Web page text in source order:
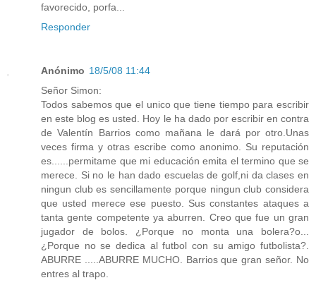
favorecido, porfa...
Responder
Anónimo 18/5/08 11:44
Señor Simon:
Todos sabemos que el unico que tiene tiempo para escribir
en este blog es usted. Hoy le ha dado por escribir en contra
de Valentín Barrios como mañana le dará por otro.Unas
veces firma y otras escribe como anonimo. Su reputación
es......permitame que mi educación emita el termino que se
merece. Si no le han dado escuelas de golf,ni da clases en
ningun club es sencillamente porque ningun club considera
que usted merece ese puesto. Sus constantes ataques a
tanta gente competente ya aburren. Creo que fue un gran
jugador de bolos. ¿Porque no monta una bolera?o...
¿Porque no se dedica al futbol con su amigo futbolista?.
ABURRE .....ABURRE MUCHO. Barrios que gran señor. No
entres al trapo.